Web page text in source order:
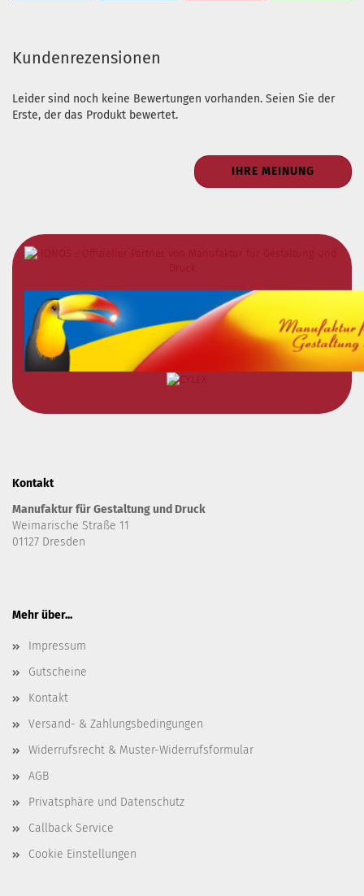
Kundenrezensionen
Leider sind noch keine Bewertungen vorhanden. Seien Sie der
Erste, der das Produkt bewertet.
IHRE MEINUNG
Kontakt
Manufaktur für Gestaltung und Druck
Weimarische Straße 11
01127 Dresden
Mehr über...
Impressum
Gutscheine
Kontakt
Versand- & Zahlungsbedingungen
Widerrufsrecht & Muster-Widerrufsformular
AGB
Privatsphäre und Datenschutz
Callback Service
Cookie Einstellungen